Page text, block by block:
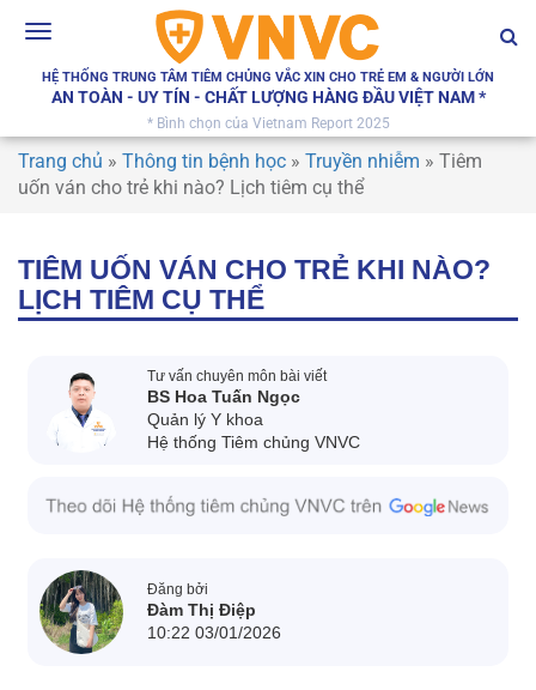
Toggle
HỆ THỐNG TRUNG TÂM TIÊM CHỦNG VẮC XIN CHO TRẺ EM & NGƯỜI LỚN
AN TOÀN - UY TÍN - CHẤT LƯỢNG HÀNG ĐẦU VIỆT NAM *
* Bình chọn của Vietnam Report 2025
Trang chủ » Thông tin bệnh học » Truyền nhiễm » Tiêm
uốn ván cho trẻ khi nào? Lịch tiêm cụ thể
TIÊM UỐN VÁN CHO TRẺ KHI NÀO?
LỊCH TIÊM CỤ THỂ
Tư vấn chuyên môn bài viết
BS Hoa Tuấn Ngọc
Quản lý Y khoa
Hệ thống Tiêm chủng VNVC
Đăng bởi
Đàm Thị Điệp
10:22 03/01/2026